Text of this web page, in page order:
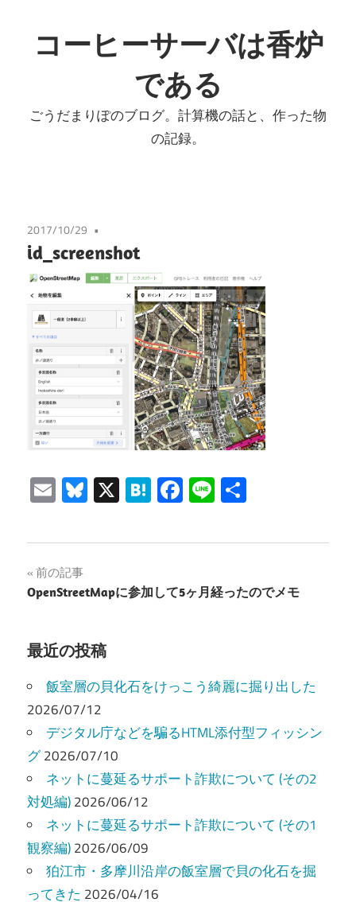
ン
テ
へ
コーヒーサーバは香炉
である
ごうだまりぽのブログ。計算機の話と、作った物
の記録。
2017/10/29
id_screenshot
EmailBluesky
X Hatena
Facebook
Line
投
稿
ナ
ビ
ゲ
ー
シ
ョ
ン
前の記事
OpenStreetMapに参加して5ヶ月経ったのでメモ
最近の投稿
飯室層の貝化石をけっこう綺麗に掘り出した
2026/07/12
デジタル庁などを騙るHTML添付型フィッシン
グ2026/07/10
ネットに蔓延るサポート詐欺について (その2
対処編)2026/06/12
ネットに蔓延るサポート詐欺について (その1
観察編)2026/06/09
狛江市・多摩川沿岸の飯室層で貝の化石を掘
ってきた 2026/04/16